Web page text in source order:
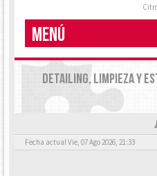
MENÚ
DETAILING, LIMPIEZA Y
Fecha actual Vie, 07 Ago 2026, 21:33